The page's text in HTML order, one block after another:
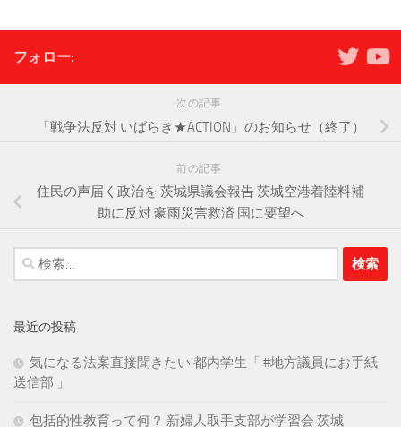
フォロー:
次の記事
「戦争法反対 いばらき★ACTION」のお知らせ（終了）
前の記事
住民の声届く政治を 茨城県議会報告 茨城空港着陸料補
助に反対 豪雨災害救済 国に要望へ
検
索:
最近の投稿
気になる法案直接聞きたい 都内学生「 #地方議員にお手紙
送信部 」
包括的性教育って何？ 新婦人取手支部が学習会 茨城